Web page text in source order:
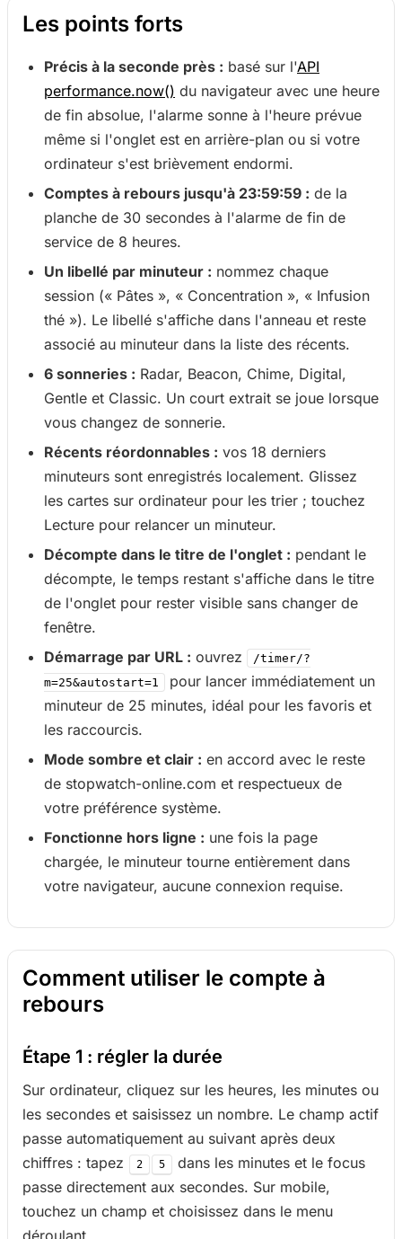
Les points forts
Précis à la seconde près : basé sur l'API
performance.now() du navigateur avec une heure
de fin absolue, l'alarme sonne à l'heure prévue
même si l'onglet est en arrière-plan ou si votre
ordinateur s'est brièvement endormi.
Comptes à rebours jusqu'à 23:59:59 : de la
planche de 30 secondes à l'alarme de fin de
service de 8 heures.
Un libellé par minuteur : nommez chaque
session (« Pâtes », « Concentration », « Infusion
thé »). Le libellé s'affiche dans l'anneau et reste
associé au minuteur dans la liste des récents.
6 sonneries : Radar, Beacon, Chime, Digital,
Gentle et Classic. Un court extrait se joue lorsque
vous changez de sonnerie.
Récents réordonnables : vos 18 derniers
minuteurs sont enregistrés localement. Glissez
les cartes sur ordinateur pour les trier ; touchez
Lecture pour relancer un minuteur.
Décompte dans le titre de l'onglet : pendant le
décompte, le temps restant s'affiche dans le titre
de l'onglet pour rester visible sans changer de
fenêtre.
Démarrage par URL : ouvrez
/timer/?
m=25&autostart=1
pour lancer immédiatement un
minuteur de 25 minutes, idéal pour les favoris et
les raccourcis.
Mode sombre et clair : en accord avec le reste
de stopwatch-online.com et respectueux de
votre préférence système.
Fonctionne hors ligne : une fois la page
chargée, le minuteur tourne entièrement dans
votre navigateur, aucune connexion requise.
Comment utiliser le compte à
rebours
Étape 1 : régler la durée
Sur ordinateur, cliquez sur les heures, les minutes ou
les secondes et saisissez un nombre. Le champ actif
passe automatiquement au suivant après deux
chiffres : tapez
2 5
dans les minutes et le focus
passe directement aux secondes. Sur mobile,
touchez un champ et choisissez dans le menu
déroulant.